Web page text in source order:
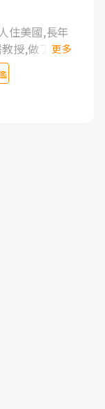
住美國,長年
授,做了各種
徒手治療都
有限,只是壓
生活品質.
更多